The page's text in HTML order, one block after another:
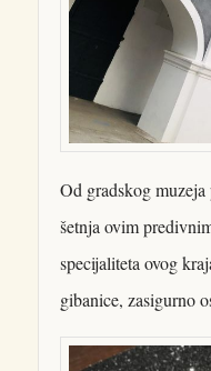
Od gradskog
šetnja ovim
specijaliteta ovog
gibanice, zasigurno